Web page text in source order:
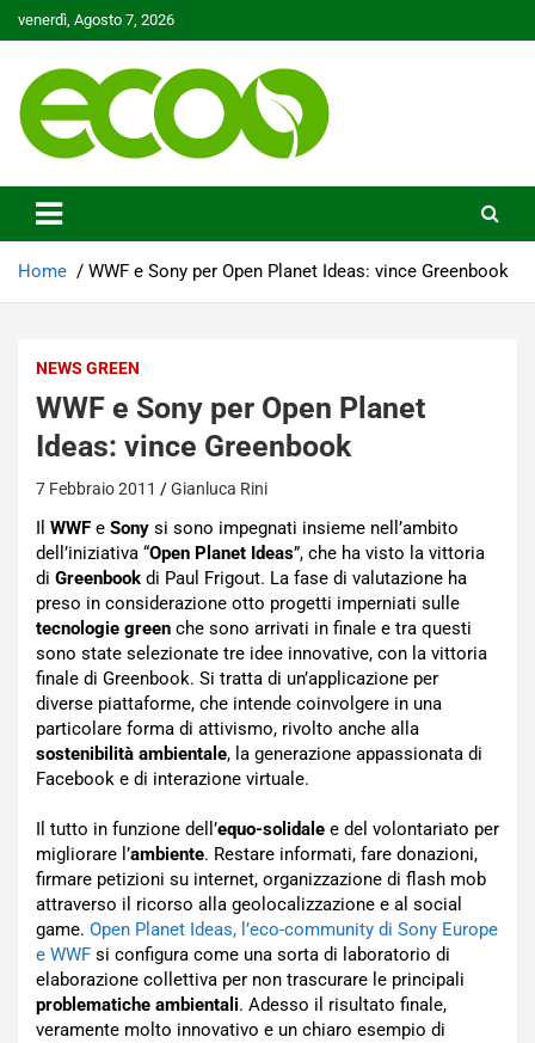
to
venerdì, Agosto 7, 2026
Ecoo.it
Home WWF e Sony per Open Planet Ideas: vince Greenbook
NEWS GREEN
WWF e Sony per Open Planet
Ideas: vince Greenbook
7 Febbraio 2011 Gianluca Rini
Il WWF e Sony si sono impegnati insieme nell’ambito
dell’iniziativa “Open Planet Ideas”, che ha visto la vittoria
di Greenbook di Paul Frigout. La fase di valutazione ha
preso in considerazione otto progetti imperniati sulle
tecnologie green che sono arrivati in finale e tra questi
sono state selezionate tre idee innovative, con la vittoria
finale di Greenbook. Si tratta di un’applicazione per
diverse piattaforme, che intende coinvolgere in una
particolare forma di attivismo, rivolto anche alla
sostenibilità ambientale, la generazione appassionata di
Facebook e di interazione virtuale.
Il tutto in funzione dell’equo-solidale e del volontariato per
migliorare l’ambiente. Restare informati, fare donazioni,
firmare petizioni su internet, organizzazione di flash mob
attraverso il ricorso alla geolocalizzazione e al social
game. Open Planet Ideas, l’eco-community di Sony Europe
e WWF si configura come una sorta di laboratorio di
elaborazione collettiva per non trascurare le principali
problematiche ambientali. Adesso il risultato finale,
veramente molto innovativo e un chiaro esempio di